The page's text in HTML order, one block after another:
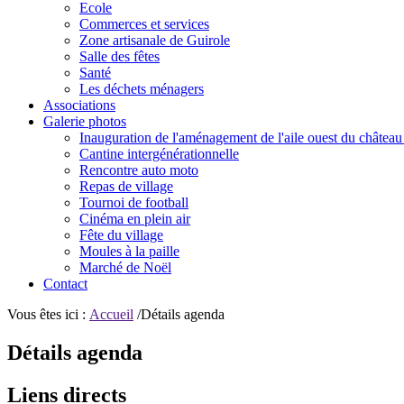
Ecole
Commerces et services
Zone artisanale de Guirole
Salle des fêtes
Santé
Les déchets ménagers
Associations
Galerie photos
Inauguration de l'aménagement de l'aile ouest du
Cantine intergénérationnelle
Rencontre auto moto
Repas de village
Tournoi de football
Cinéma en plein air
Fête du village
Moules à la paille
Marché de Noël
Contact
Vous êtes ici : Accueil /Détails agenda
Détails agenda
Liens directs